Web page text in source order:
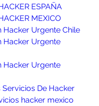
ESPAÑA
MEXICO
Hacker Urgente Chile
Hacker Urgente
Hacker Urgente
De Hacker
hacker mexico